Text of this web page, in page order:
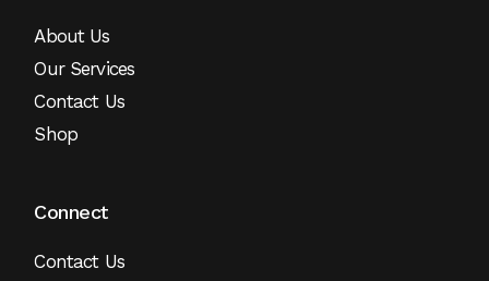
About Us
Our Services
Contact Us
Shop
Connect
Contact Us